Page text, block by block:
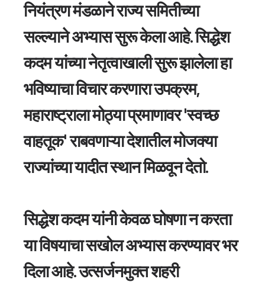
नियंत्रण मंडळाने राज्य समितीच्या
सल्ल्याने अभ्यास सुरू केला आहे. सिद्धेश
कदम यांच्या नेतृत्वाखाली सुरू झालेला हा
भविष्याचा विचार करणारा उपक्रम,
महाराष्ट्राला मोठ्या प्रमाणावर 'स्वच्छ
वाहतूक' राबवणाऱ्या देशातील मोजक्या
राज्यांच्या यादीत स्थान मिळवून देतो.
सिद्धेश कदम यांनी केवळ घोषणा न करता
या विषयाचा सखोल अभ्यास करण्यावर भर
दिला आहे. उत्सर्जनमुक्त शहरी